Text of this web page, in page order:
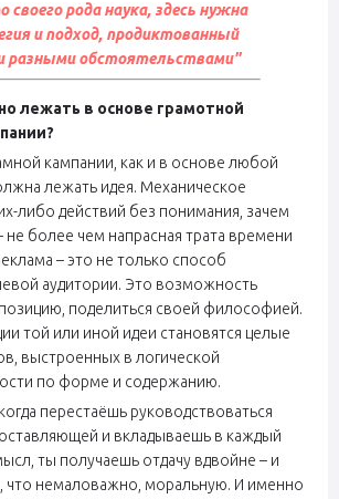
своего рода наука, здесь нужна
и подход, продиктованный
разными обстоятельствами"
лежать в основе грамотной
кампании, как и в основе любой
лежать идея. Механическое
либо действий без понимания, зачем
не более чем напрасная трата времени
– это не только способ
аудитории. Это возможность
поделиться своей философией.
той или иной идеи становятся целые
выстроенных в логической
по форме и содержанию.
перестаёшь руководствоваться
и вкладываешь в каждый
ты получаешь отдачу вдвойне – и
что немаловажно, моральную. И именно